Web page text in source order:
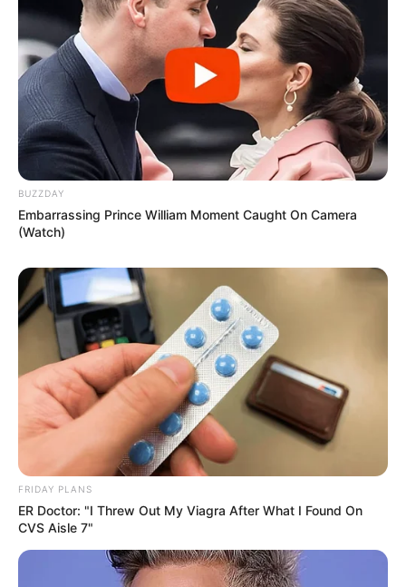
ΑΜΑΡΥΝΘΟΣ
ΕΥΒΟΙΑ ΧΑΛΚΙΔΑ ΝΕΑ
BUZZDAY
Embarrassing Prince William Moment Caught On Camera
(Watch)
FRIDAY PLANS
ER Doctor: "I Threw Out My Viagra After What I Found On
CVS Aisle 7"